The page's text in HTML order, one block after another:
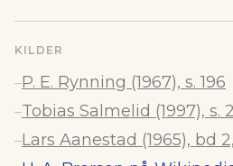
KILDER
–P. E. Rynning (1967), s. 196
–Tobias Salmelid (1997), s.
–Lars Aanestad (1965), bd